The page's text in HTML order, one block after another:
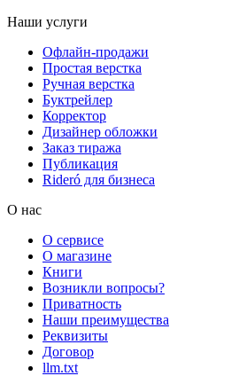
Наши услуги
Офлайн-продажи
Простая верстка
Ручная верстка
Буктрейлер
Корректор
Дизайнер обложки
Заказ тиража
Публикация
Rideró для бизнеса
О нас
О сервисе
О магазине
Книги
Возникли вопросы?
Приватность
Наши преимущества
Реквизиты
Договор
llm.txt